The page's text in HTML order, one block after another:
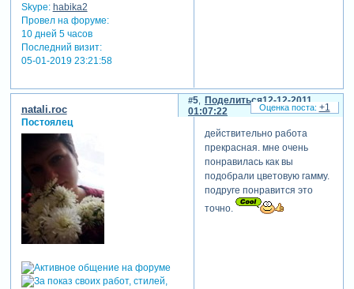
Skype: habika2
Провел на форуме:
10 дней 5 часов
Последний визит:
05-01-2019 23:21:58
Поделиться
5
12-12-2011
01:07:22
natali.roc
Постоялец
действительно работа
прекрасная. мне очень
понравилась как вы
подобрали цветовую гамму.
подруге понравится это
точно.
+1